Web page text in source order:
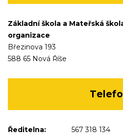
Základní škola a Mateřská
organizace
Březinova 193
588 65 Nová Říše
Ředitelna:
567 318 134